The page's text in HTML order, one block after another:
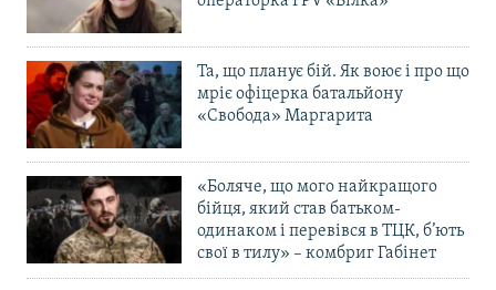
Та, що планує бій. Як воює і про що
мріє офіцерка батальйону
«Свобода» Маргарита
«Боляче, що мого найкращого
бійця, який став батьком-
одинаком і перевівся в ТЦК, б’ють
свої в тилу» – комбриг Габінет